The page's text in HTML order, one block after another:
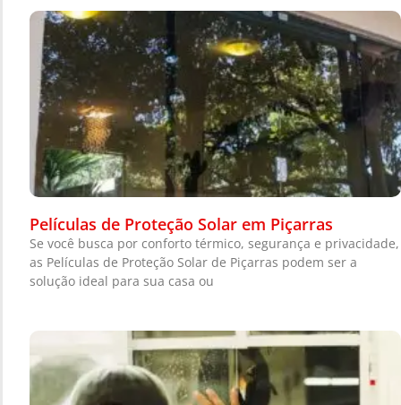
Películas de Proteção Solar em Piçarras
Se você busca por conforto térmico, segurança e privacidade,
as Películas de Proteção Solar de Piçarras podem ser a
solução ideal para sua casa ou